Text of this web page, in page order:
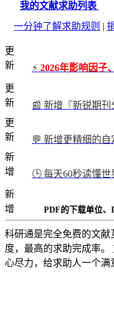
我的文献求助列表
一分钟了解求助规则 |
更
新
⚡ 2026年影响因子
更
新
📰 新增『新锐期刊
更
新
💬 新增更精细的
新
增
🕒 每天60秒读懂世
新
增
PDF的下载单位、
科研通是完全免费的文
度，最高的求助完成率
心尽力，给求助人一个满